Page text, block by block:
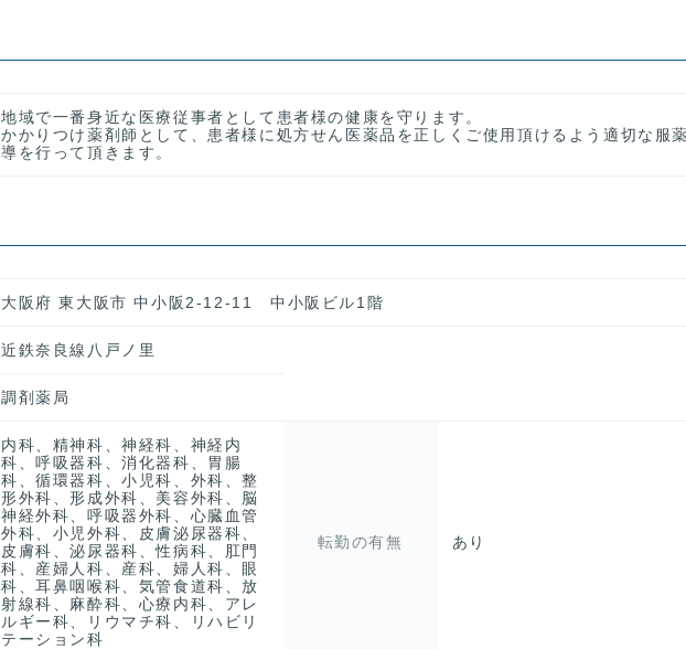
地域で一番身近な医療従事者として患者様の健康を守ります。
かかりつけ薬剤師として、患者様に処方せん医薬品を正しくご使用頂けるよう適切な服
導を行って頂きます。
大阪府 東大阪市 中小阪2-12-11 中小阪ビル1階
近鉄奈良線八戸ノ里
調剤薬局
内科、精神科、神経科、神経内
科、呼吸器科、消化器科、胃腸
科、循環器科、小児科、外科、整
形外科、形成外科、美容外科、脳
神経外科、呼吸器外科、心臓血管
外科、小児外科、皮膚泌尿器科、
皮膚科、泌尿器科、性病科、肛門
科、産婦人科、産科、婦人科、眼
科、耳鼻咽喉科、気管食道科、放
射線科、麻酔科、心療内科、アレ
ルギー科、リウマチ科、リハビリ
テーション科
転勤の有無 あり